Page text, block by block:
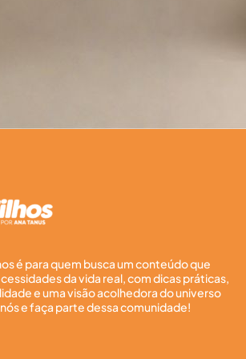
é para quem busca um conteúdo que
da vida real, com dicas práticas,
e uma visão acolhedora do universo
e faça parte dessa comunidade!